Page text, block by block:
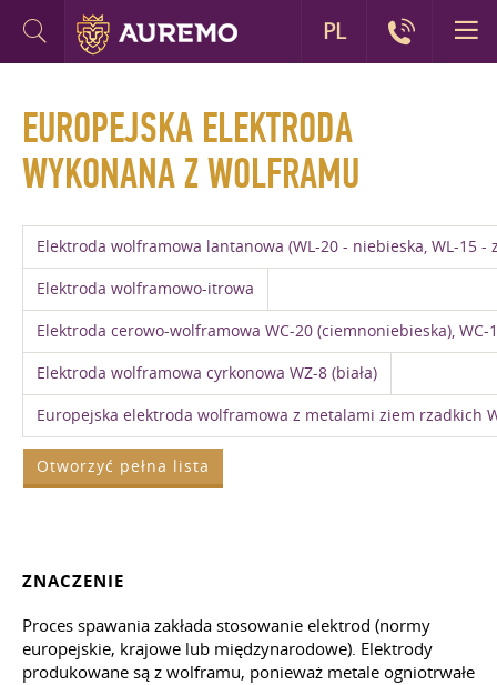
EUROPEJSKA ELEKTRODA
WYKONANA Z WOLFRAMU
Elektroda wolframowa lantanowa (WL-20 - niebieska, WL-15 -
Elektroda wolframowo-itrowa
Elektroda cerowo-wolframowa WC-20 (ciemnoniebieska), WC-
Elektroda wolframowa cyrkonowa WZ-8 (biała)
Europejska elektroda wolframowa z metalami ziem rzadkich
Otworzyć pełna lista
ZNACZENIE
Proces spawania zakłada stosowanie elektrod (normy
europejskie, krajowe lub międzynarodowe). Elektrody
produkowane są z wolframu, ponieważ metale ogniotrwałe
PL